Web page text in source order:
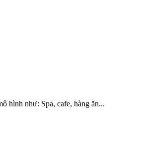
hình như: Spa, cafe, hàng ăn...